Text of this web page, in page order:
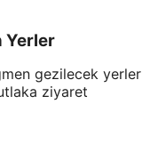
Yerler
gezilecek yerler
ziyaret